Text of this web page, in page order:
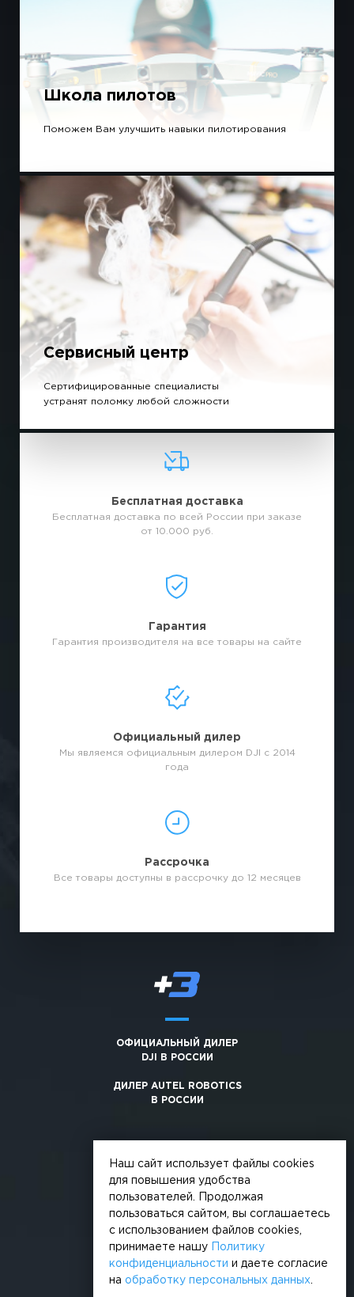
Школа пилотов
Поможем Вам улучшить навыки пилотирования
Сервисный центр
Сертифицированные специалисты
устранят поломку любой сложности
Бесплатная доставка
Бесплатная доставка по всей России при заказе
от 10.000 руб.
Гарантия
Гарантия производителя на все товары на сайте
Официальный дилер
Мы являемся официальным дилером DJI с 2014
года
Рассрочка
Все товары доступны в рассрочку до 12 месяцев
ОФИЦИАЛЬНЫЙ ДИЛЕР
DJI В РОССИИ
ДИЛЕР AUTEL ROBOTICS
В РОССИИ
© 2026, +3. Все права защищены
Обработка персональных данных
Наш сайт использует файлы cookies
для повышения удобства
пользователей. Продолжая
пользоваться сайтом, вы соглашаетесь
с использованием файлов cookies,
принимаете нашу
Политику
конфиденциальности
и даете согласие
на обработку персональных данных